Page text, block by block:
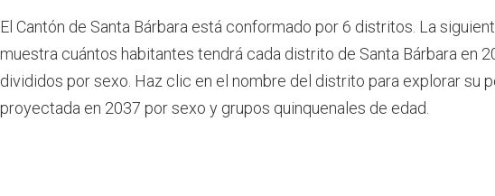
El Cantón de Santa Bárbara está conformado por 6 distritos. La
muestra cuántos habitantes tendrá cada distrito de Santa Bárbara en
divididos por sexo. Haz clic en el nombre del distrito para explorar su
proyectada en 2037 por sexo y grupos quinquenales de edad.